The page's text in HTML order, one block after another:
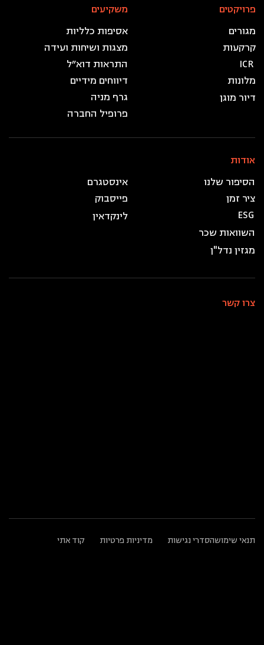
פרויקטים
מגורים
ICR
מלונות
דיור מוגן
משקיעים
אסיפות כלליות
מצגות ושיחות ועידה
התראות דוא״ל
דיווחים מידיים
גרף מניה
פרופיל החברה
אודות
הסיפור שלנו
ציר זמן
ESG
השוואות שכר
מגזין נדל"ן
אינסטגרם
פייסבוק
לינקדאין
צרו קשר
קוד אתי מדיניות פרטיות הסדרי נגישותתנאי שימוש